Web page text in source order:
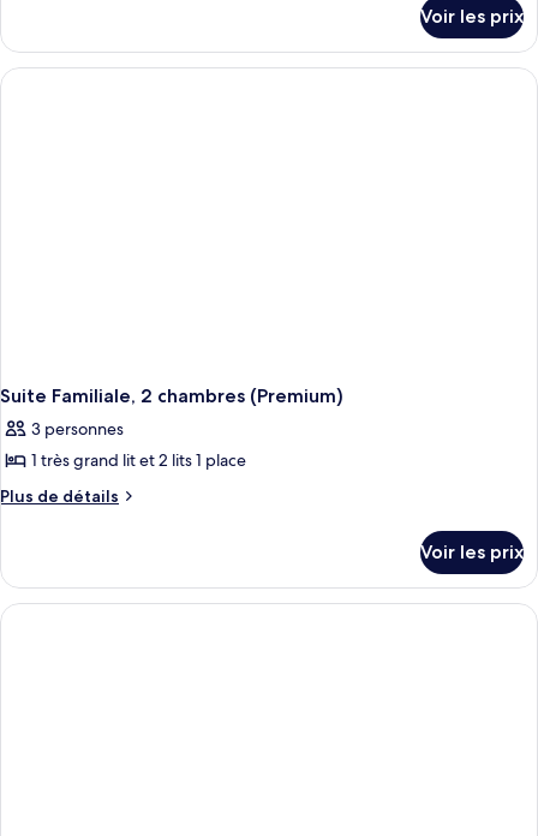
le
type
de
Voir les prix
Suite Familiale, 2 chambres (Premium)
3 personnes
1 très grand lit et 2 lits 1 place
Plus de détails
Plus
le
type
de
Voir les prix